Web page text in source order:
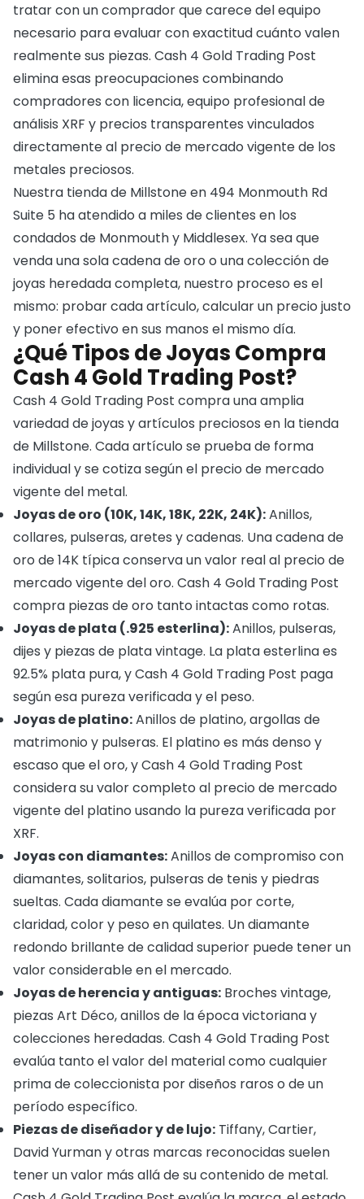
tratar con un comprador que carece del equipo
necesario para evaluar con exactitud cuánto valen
realmente sus piezas. Cash 4 Gold Trading Post
elimina esas preocupaciones combinando
compradores con licencia, equipo profesional de
análisis XRF y precios transparentes vinculados
directamente al precio de mercado vigente de los
metales preciosos.
Nuestra tienda de Millstone en 494 Monmouth Rd
Suite 5 ha atendido a miles de clientes en los
condados de Monmouth y Middlesex. Ya sea que
venda una sola cadena de oro o una colección de
joyas heredada completa, nuestro proceso es el
mismo: probar cada artículo, calcular un precio justo
y poner efectivo en sus manos el mismo día.
¿Qué Tipos de Joyas Compra
Cash 4 Gold Trading Post?
Cash 4 Gold Trading Post compra una amplia
variedad de joyas y artículos preciosos en la tienda
de Millstone. Cada artículo se prueba de forma
individual y se cotiza según el precio de mercado
vigente del metal.
Joyas de oro (10K, 14K, 18K, 22K, 24K):Anillos,
collares, pulseras, aretes y cadenas. Una cadena de
oro de 14K típica conserva un valor real al precio de
mercado vigente del oro. Cash 4 Gold Trading Post
compra piezas de oro tanto intactas como rotas.
Joyas de plata (.925 esterlina):Anillos, pulseras,
dijes y piezas de plata vintage. La plata esterlina es
92.5% plata pura, y Cash 4 Gold Trading Post paga
según esa pureza verificada y el peso.
Joyas de platino:Anillos de platino, argollas de
matrimonio y pulseras. El platino es más denso y
escaso que el oro, y Cash 4 Gold Trading Post
considera su valor completo al precio de mercado
vigente del platino usando la pureza verificada por
XRF.
Joyas con diamantes:Anillos de compromiso con
diamantes, solitarios, pulseras de tenis y piedras
sueltas. Cada diamante se evalúa por corte,
claridad, color y peso en quilates. Un diamante
redondo brillante de calidad superior puede tener un
valor considerable en el mercado.
Joyas de herencia y antiguas: Broches vintage,
piezas Art Déco, anillos de la época victoriana y
colecciones heredadas. Cash 4 Gold Trading Post
evalúa tanto el valor del material como cualquier
prima de coleccionista por diseños raros o de un
período específico.
Piezas de diseñador y de lujo: Tiffany, Cartier,
David Yurman y otras marcas reconocidas suelen
tener un valor más allá de su contenido de metal.